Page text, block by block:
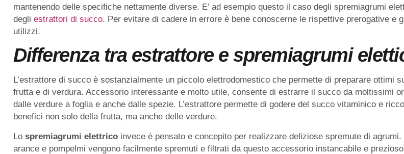
mantenendo delle specifiche nettamente diverse. E’ ad esempio questo il caso degli spremiagrumi
degli estrattori di succo. Per evitare di cadere in errore è bene conoscerne le rispettive prerogative e
utilizzi.
Differenza tra estrattore e spremiagrumi
L’estrattore di succo è sostanzialmente un piccolo elettrodomestico che permette di preparare ottimi
frutta e di verdura. Accessorio interessante e molto utile, consente di estrarre il succo da moltissimi
dalle verdure a foglia e anche dalle spezie. L’estrattore permette di godere del succo vitaminico e
benefici non solo della frutta, ma anche delle verdure.
Lo spremiagrumi elettrico invece è pensato e concepito per realizzare deliziose spremute di agrumi.
arance e pompelmi vengono facilmente spremuti e filtrati da questo accessorio instancabile e